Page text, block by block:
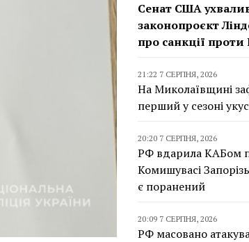
Сенат США
законопроєкт
про санкції
21:22 7 СЕРПНЯ, 2026
На Миколаївщині
перший у сезоні
20:20 7 СЕРПНЯ, 2026
РФ вдарила КАБом
Комишувасі
є поранений
20:09 7 СЕРПНЯ, 2026
РФ масовано